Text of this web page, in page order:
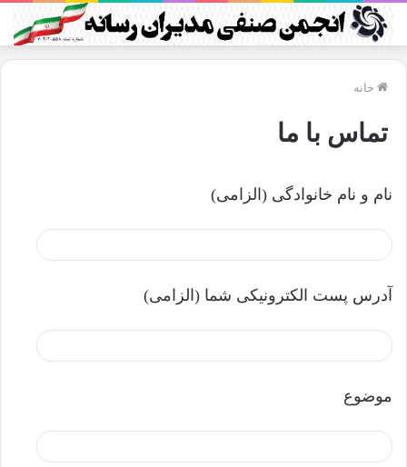
خانه
تماس با ما
نام و نام خانوادگی (الزامی)
آدرس پست الکترونیکی شما (الزامی)
موضوع